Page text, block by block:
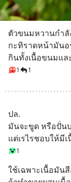
ตัวขนมหวานกำ
กะทิราดหน้ามัน
กินทั้งเนื้อขนมแ
1 1
ปล.
มันจะขูด หรือปั่น
แต่เรไรชอบให้มี
1
ใช้เฉพาะเนื้อมัน